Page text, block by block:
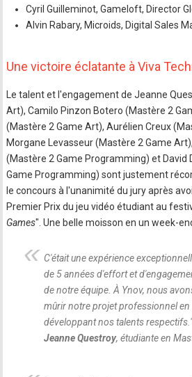
Cyril Guilleminot, Gameloft, Director
Alvin Rabary, Microids, Digital Sales
Une victoire éclatante à Viva
Le talent et l'engagement de Jeanne
Art), Camilo Pinzon Botero (Mastère 2
(Mastère 2 Game Art), Aurélien Creux
Morgane Levasseur (Mastère 2 Game
(Mastère 2 Game Programming) et David
Game Programming) sont justement
le concours à l'unanimité du jury après
Premier Prix du jeu vidéo étudiant au
Games". Une belle moisson en un week-
C'était une expérience
de 5 années d'effort et
de notre équipe. À Ynov, nous
mûrir notre projet professionnel en
développant nos talents respectifs.
Jeanne Questroy, étudiante en